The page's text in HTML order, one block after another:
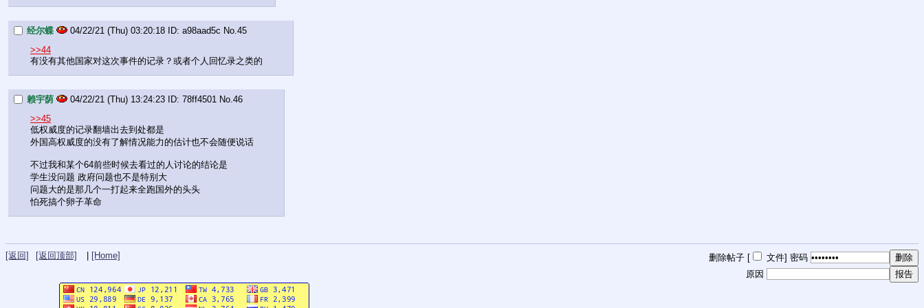
经尔蝶 04/22/21 (Thu) 03:20:18 a98aad5c No.45
>>44
有没有其他国家对这次事件的记录？或者个人回忆录之类的
赖宇荫 04/22/21 (Thu) 13:24:23 78ff4501 No.46
>>45
低权威度的记录翻墙出去到处都是
外国高权威度的没有了解情况能力的估计也不会随便说话
不过我和某个64前些时候去看过的人讨论的结论是
学生没问题 政府问题也不是特别大
问题大的是那几个一打起来全跑国外的头头
怕死搞个卵子革命
[返回] [返回顶部] [Home] 删除帖子 [ 文件] 密码
原因